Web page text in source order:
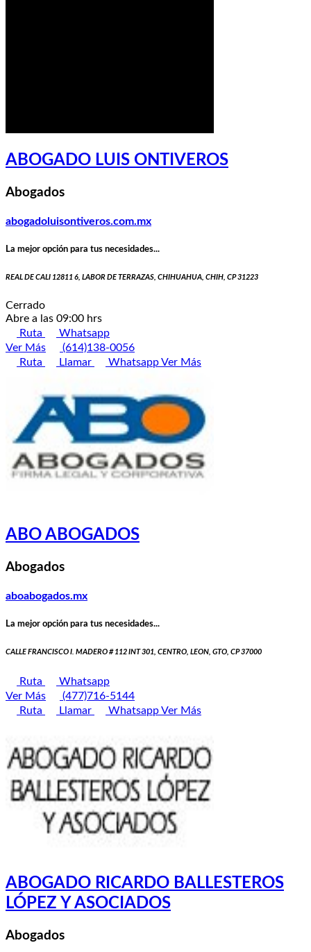
ABOGADO LUIS ONTIVEROS
Abogados
abogadoluisontiveros.com.mx
La mejor opción para tus necesidades...
REAL DE CALI 12811 6, LABOR DE TERRAZAS, CHIHUAHUA, CHIH, CP 31223
Cerrado
Abre a las 09:00 hrs
Ruta
Whatsapp
Ver Más
(614)138-0056
Ruta
Llamar WhatsappVer Más
ABO ABOGADOS
Abogados
aboabogados.mx
La mejor opción para tus necesidades...
CALLE FRANCISCO I. MADERO # 112 INT 301, CENTRO, LEON, GTO, CP 37000
Ruta
Whatsapp
Ver Más
(477)716-5144
Ruta
Llamar WhatsappVer Más
ABOGADO RICARDO BALLESTEROS
LÓPEZ Y ASOCIADOS
Abogados